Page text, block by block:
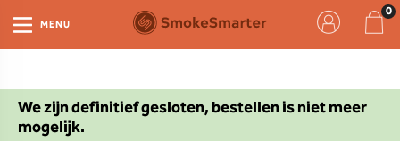
We zijn definitief gesloten, bestellen is niet meer
mogelijk.
MENU